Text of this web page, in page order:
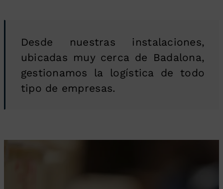
Desde nuestras instalaciones,
ubicadas muy cerca de Badalona,
gestionamos la logística de todo
tipo de empresas.